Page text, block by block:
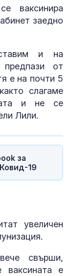
ваксинира
заедно
и на
от
е на почти 5
слагаме
и не се
Лили.
за
19
увеличен
свърши,
ваксината е